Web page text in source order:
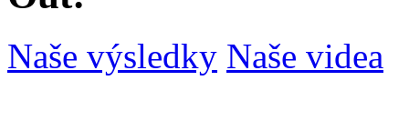
Naše výsledky Naše videa